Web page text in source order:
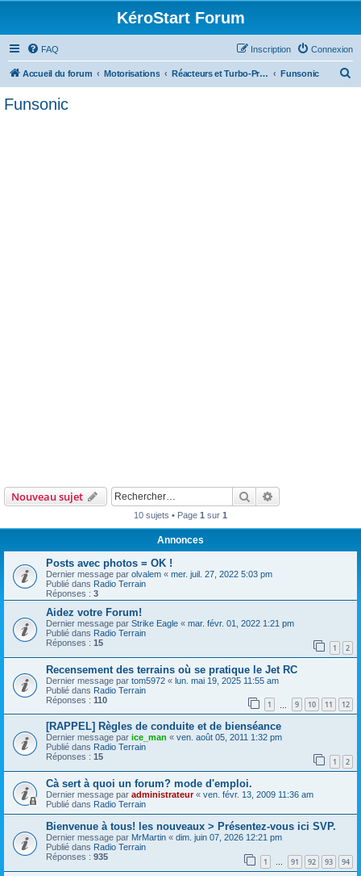
KéroStart Forum
FAQ Connexion
Inscription
Accueil du forum Motorisations Réacteurs et Turbo-Propulseurs Funsonic
Funsonic
Nouveau sujet Rechercher
10 sujets • Page 1 sur 1
Annonces
Posts avec photos = OK !
Dernier message par olvalem « mer. juil. 27, 2022 5:03 pm
Publié dans Radio Terrain
Réponses : 3
Aidez votre Forum!
Dernier message par Strike Eagle « mar. févr. 01, 2022 1:21 pm
Publié dans Radio Terrain
Réponses : 15 1 2
Recensement des terrains où se pratique le Jet RC
Dernier message par tom5972 « lun. mai 19, 2025 11:55 am
Publié dans Radio Terrain
Réponses : 110 1 9 10 11 12
[RAPPEL] Règles de conduite et de bienséance
Dernier message par ice_man « ven. août 05, 2011 1:32 pm
Publié dans Radio Terrain
Réponses : 15 1 2
Cà sert à quoi un forum? mode d'emploi.
Dernier message par administrateur« ven. févr. 13, 2009 11:36 am
Publié dans Radio Terrain
Bienvenue à tous! les nouveaux > Présentez-vous ici SVP.
Dernier message par MrMartin « dim. juin 07, 2026 12:21 pm
Publié dans Radio Terrain
Réponses : 935 1 … 91 92 93 94